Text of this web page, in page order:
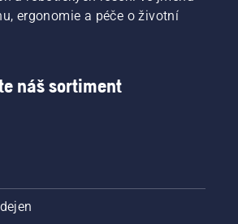
ergonomie a péče o životní
náš sortiment